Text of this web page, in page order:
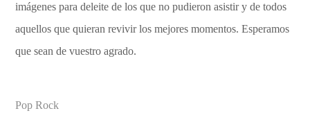
imágenes para deleite de los que no pudieron asistir y de todos
aquellos que quieran revivir los mejores momentos. Esperamos
que sean de vuestro agrado.
Pop Rock